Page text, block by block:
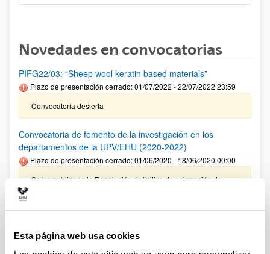
Esta página web usa cookies
Novedades en convocatorias
PIFG22/03: “Sheep wool keratin based materials”
Plazo de presentación cerrado: 01/07/2022 - 22/07/2022 23:59
Convocatoria desierta
Convocatoria de fomento de la investigación en los
departamentos de la UPV/EHU (2020-2022)
Plazo de presentación cerrado: 01/06/2020 - 18/06/2020 00:00
Se ha publicado la Resolución definitiva de asignación de
control avanzados. Aplicación a las fuentes de energías